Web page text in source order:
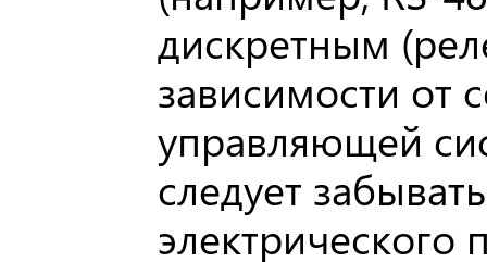
дискретным
зависимости от
управляющей
следует
электрического